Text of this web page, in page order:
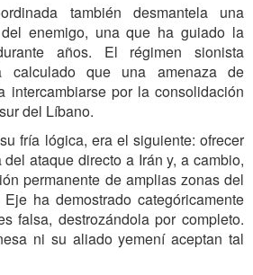
también desmantela una
enemigo, una que ha guiado la
años. El régimen sionista
calculado que una amenaza de
intercambiarse por la consolidación
del Líbano.
fría lógica, era el siguiente: ofrecer
ataque directo a Irán y, a cambio,
permanente de amplias zonas del
ha demostrado categóricamente
falsa, destrozándola por completo.
ni su aliado yemení aceptan tal